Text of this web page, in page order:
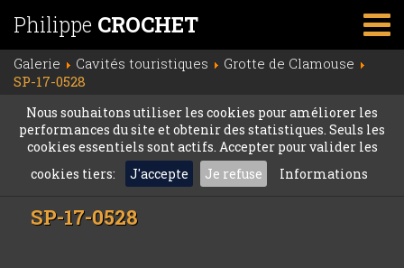
Philippe CROCHET
Galerie Cavités touristiques
Grotte de Clamouse
SP-17-0528
Nous souhaitons utiliser les cookies pour améliorer les
performances du site et obtenir des statistiques. Seuls les
cookies essentiels sont actifs. Accepter pour valider les
cookies tiers:
J'accepte Je refuse Informations
SP-17-0528